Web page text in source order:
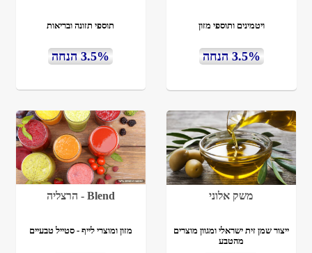
ויטמינים ותוספי מזון
3.5% הנחה
תוספי תזונה ובריאות
3.5% הנחה
משק אלוני
ייצור שמן זית ישראלי ומגוון מוצרים
מהטבע
Blend - הרצליה
מזון ומוצרי לייף - סטייל טבעיים